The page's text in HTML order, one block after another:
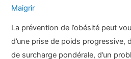
Maigrir
La prévention de l’obésité peut
d’une prise de poids progressive,
de surcharge pondérale, d’un